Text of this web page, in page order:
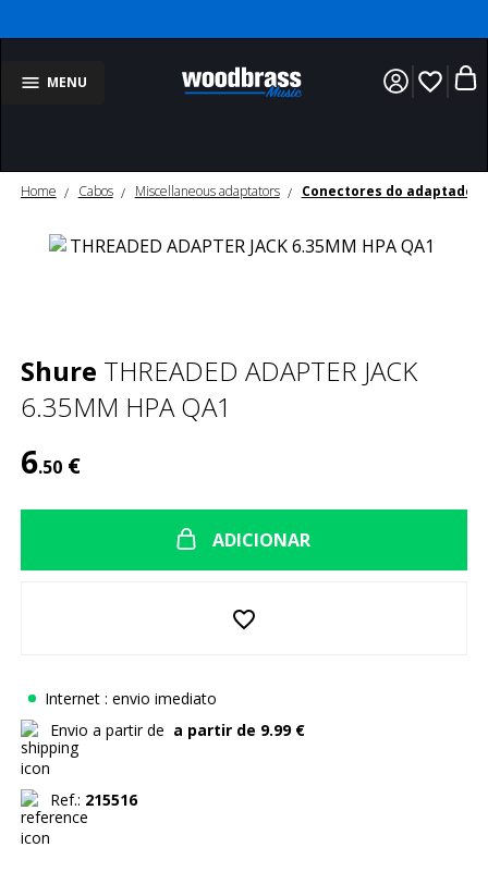
MENU favorite_border
Home Cabos Miscellaneous adaptators Conectores do adaptador
Shure THREADED ADAPTER JACK
6.35MM HPA QA1
6.50€
ADICIONAR
favorite_border
Internet : envio imediato
Envio a partir de a partir de 9.99 €
Ref.: 215516